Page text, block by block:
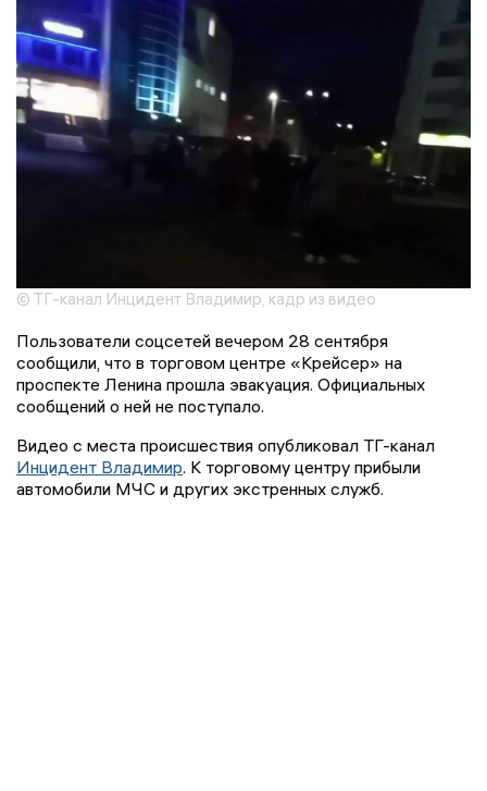
© ТГ-канал Инцидент Владимир, кадр из видео
Пользователи соцсетей вечером 28 сентября
сообщили, что в торговом центре «Крейсер» на
проспекте Ленина прошла эвакуация. Официальных
сообщений о ней не поступало.
Видео с места происшествия опубликовал ТГ-канал
Инцидент Владимир. К торговому центру прибыли
автомобили МЧС и других экстренных служб.